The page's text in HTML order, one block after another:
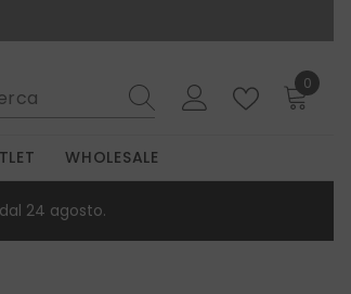
0
0
WHOLESALE
24 agosto.